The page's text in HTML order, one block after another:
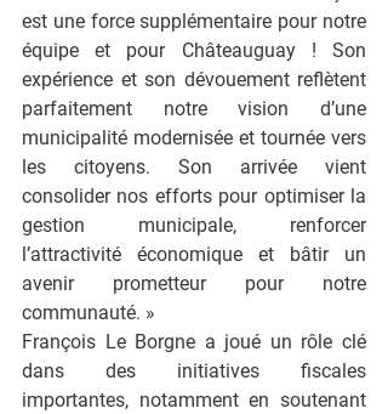
est une force supplémentaire pour notre
équipe et pour Châteauguay ! Son
expérience et son dévouement reflètent
parfaitement notre vision d’une
municipalité modernisée et tournée vers
les citoyens. Son arrivée vient
consolider nos efforts pour optimiser la
gestion municipale, renforcer
l’attractivité économique et bâtir un
avenir prometteur pour notre
communauté. »
François Le Borgne a joué un rôle clé
dans des initiatives fiscales
importantes, notamment en soutenant